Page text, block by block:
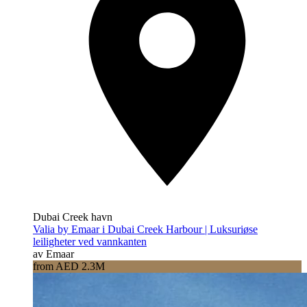
Dubai Creek havn
Valia by Emaar i Dubai Creek Harbour | Luksuriøse
leiligheter ved vannkanten
av Emaar
from AED 2.3M